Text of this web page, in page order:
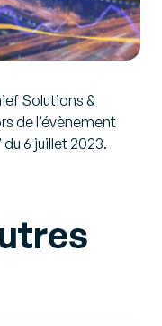
Solutions &
de l’évènement
du 6 juillet 2023.